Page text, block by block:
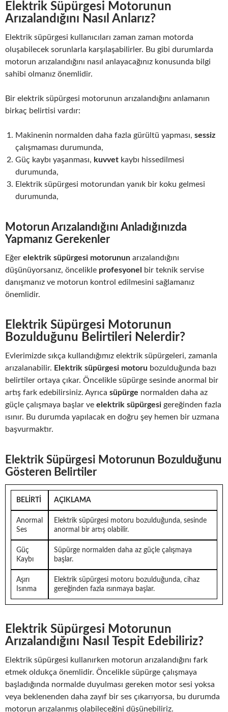
Elektrik Süpürgesi Motorunun
Arızalandığını Nasıl Anlarız?
Elektrik süpürgesi kullanıcıları zaman zaman motorda
oluşabilecek sorunlarla karşılaşabilirler. Bu gibi durumlarda
motorun arızalandığını nasıl anlayacağınız konusunda bilgi
sahibi olmanız önemlidir.
Bir elektrik süpürgesi motorunun arızalandığını anlamanın
birkaç belirtisi vardır:
Makinenin normalden daha fazla gürültü yapması, sessiz
çalışmaması durumunda,
Güç kaybı yaşanması, kuvvet kaybı hissedilmesi
durumunda,
Elektrik süpürgesi motorundan yanık bir koku gelmesi
durumunda,
Motorun Arızalandığını Anladığınızda
Yapmanız Gerekenler
Eğer elektrik süpürgesi motorunun arızalandığını
düşünüyorsanız, öncelikle profesyonel
bir teknik servise
danışmanız ve motorun kontrol edilmesini sağlamanız
önemlidir.
Elektrik Süpürgesi Motorunun
Bozulduğunu Belirtileri Nelerdir?
Evlerimizde sıkça kullandığımız elektrik süpürgeleri, zamanla
arızalanabilir. Elektrik süpürgesi motoru bozulduğunda bazı
belirtiler ortaya çıkar. Öncelikle süpürge sesinde anormal bir
artış fark edebilirsiniz. Ayrıca süpürge normalden daha az
güçle çalışmaya başlar ve elektrik süpürgesi gereğinden fazla
ısınır. Bu durumda yapılacak en doğru şey hemen bir uzmana
başvurmaktır.
Elektrik Süpürgesi Motorunun Bozulduğunu
Gösteren Belirtiler
BELIRTI AÇIKLAMA
Anormal
Ses
Elektrik süpürgesi motoru bozulduğunda, sesinde
anormal bir artış olabilir.
Güç
Kaybı
Süpürge normalden daha az güçle çalışmaya
başlar.
Aşırı
Isınma
Elektrik süpürgesi motoru bozulduğunda, cihaz
gereğinden fazla ısınmaya başlar.
Elektrik Süpürgesi Motorunun
Arızalandığını Nasıl Tespit Edebiliriz?
Elektrik süpürgesi kullanırken motorun arızalandığını fark
etmek oldukça önemlidir. Öncelikle süpürge çalışmaya
başladığında normalde duyulması gereken motor sesi yoksa
veya beklenenden daha zayıf bir ses çıkarıyorsa, bu durumda
motorun arızalanmış olabileceğini düşünebiliriz.